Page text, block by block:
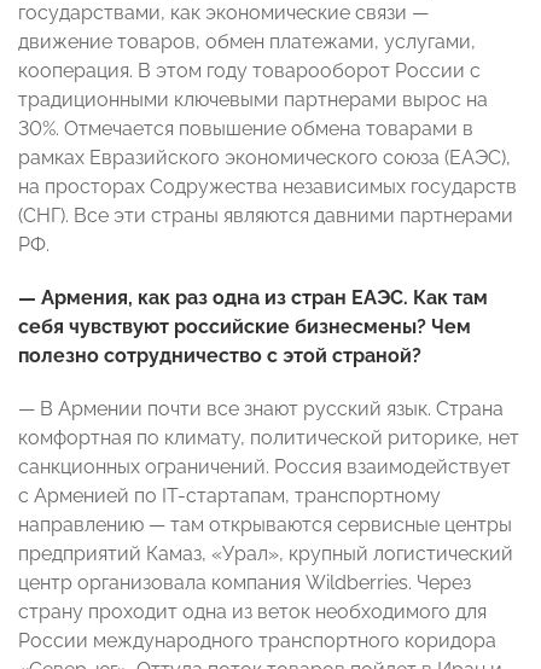
государствами, как экономические связи —
движение товаров, обмен платежами, услугами,
кооперация. В этом году товарооборот России с
традиционными ключевыми партнерами вырос на
30%. Отмечается повышение обмена товарами в
рамках Евразийского экономического союза (ЕАЭС),
на просторах Содружества независимых государств
(СНГ). Все эти страны являются давними партнерами
РФ.
— Армения, как раз одна из стран ЕАЭС. Как там
себя чувствуют российские бизнесмены? Чем
полезно сотрудничество с этой страной?
— В Армении почти все знают русский язык. Страна
комфортная по климату, политической риторике, нет
санкционных ограничений. Россия взаимодействует
с Арменией по IT-стартапам, транспортному
направлению — там открываются сервисные центры
предприятий Камаз, «Урал», крупный логистический
центр организовала компания Wildberries. Через
страну проходит одна из веток необходимого для
России международного транспортного коридора